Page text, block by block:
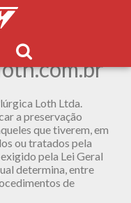
Loth Ltda.
a preservação
que tiverem, em
ou tratados pela
pela Lei Geral
determina, entre
de